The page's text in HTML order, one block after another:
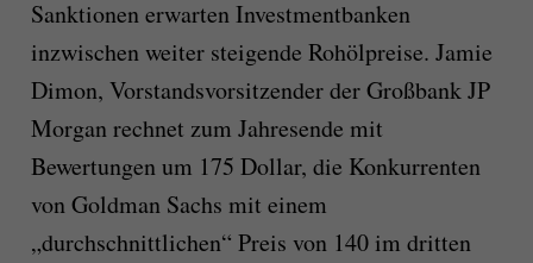
Sanktionen erwarten Investmentbanken
inzwischen weiter steigende Rohölpreise. Jamie
Dimon, Vorstandsvorsitzender der Großbank JP
Morgan rechnet zum Jahresende mit
Bewertungen um 175 Dollar, die Konkurrenten
von Goldman Sachs mit einem
„durchschnittlichen“ Preis von 140 im dritten